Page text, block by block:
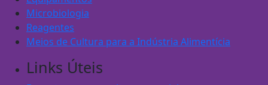
Microbiologia
Reagentes
Meios de Cultura para a Indústria Alimentícia
Links Úteis